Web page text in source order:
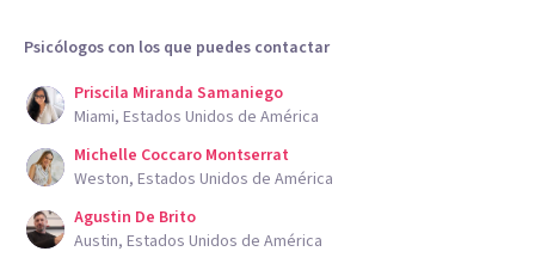
Psicólogos con los que puedes contactar
Priscila Miranda Samaniego
Miami, Estados Unidos de América
Michelle Coccaro Montserrat
Weston, Estados Unidos de América
Agustin De Brito
Austin, Estados Unidos de América